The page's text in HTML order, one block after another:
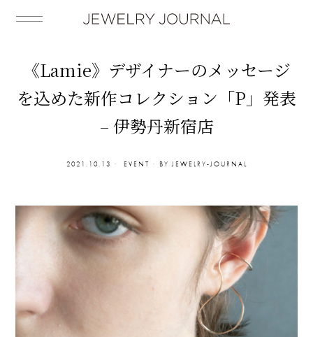
《Lamie》デザイナーのメッセージ
を込めた新作コレクション「P」発表
– 伊勢丹新宿店
2021.10.13 EVENT BY JEWELRY-JOURNAL